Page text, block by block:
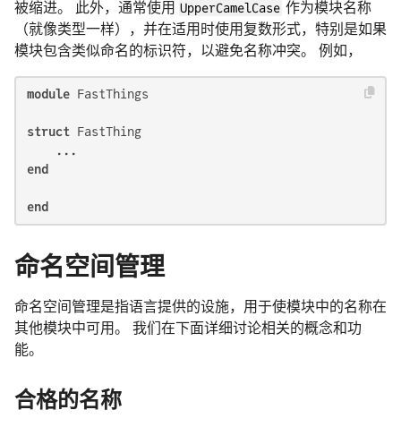
被缩进。 此外，通常使用 UpperCamelCase 作为模块名称
（就像类型一样），并在适用时使用复数形式，特别是如果
模块包含类似命名的标识符，以避免名称冲突。 例如，
module FastThings
struct FastThing
end
end
命名空间管理
命名空间管理是指语言提供的设施，用于使模块中的名称在
其他模块中可用。 我们在下面详细讨论相关的概念和功
能。
合格的名称